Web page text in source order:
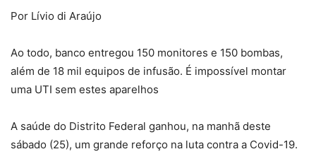
Por Lívio di Araújo
Ao todo, banco entregou 150 monitores e 150 bombas,
além de 18 mil equipos de infusão. É impossível montar
uma UTI sem estes aparelhos
A saúde do Distrito Federal ganhou, na manhã deste
sábado (25), um grande reforço na luta contra a Covid-19.